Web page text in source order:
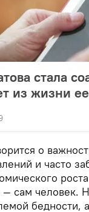
стала
из жизни ее
о
и часто
— сам человек.
бедности,